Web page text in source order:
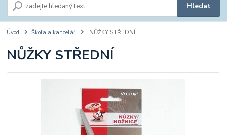
Hledat
Úvod Škola a kancelář NŮŽKY STŘEDNÍ
NŮŽKY STŘEDNÍ